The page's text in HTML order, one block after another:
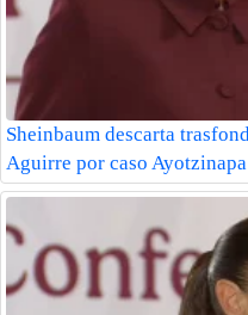
Sheinbaum descarta
Aguirre por caso Ayotzinapa